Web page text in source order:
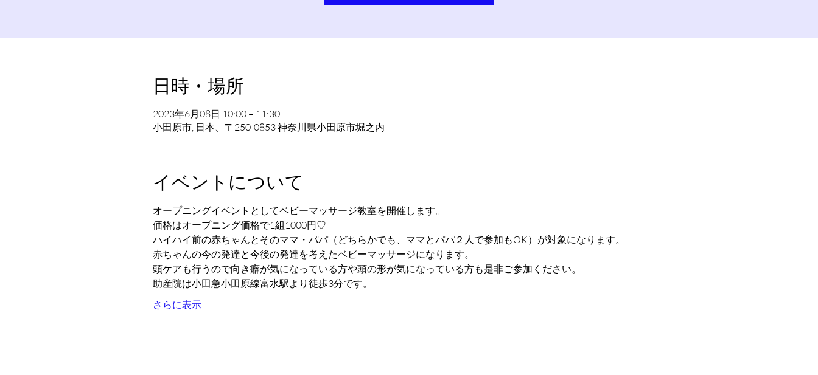
日時・場所
2023年6月08日 10:00 – 11:30
小田原市, 日本、〒250-0853 神奈川県小田原市堀之内
イベントについて
オープニングイベントとしてベビーマッサージ教室を開催します。
価格はオープニング価格で1組1000円♡
ハイハイ前の赤ちゃんとそのママ・パパ（どちらかでも、ママとパパ２人で参加もOK）が対象になります。
赤ちゃんの今の発達と今後の発達を考えたベビーマッサージになります。
頭ケアも行うので向き癖が気になっている方や頭の形が気になっている方も是非ご参加ください。
助産院は小田急小田原線富水駅より徒歩3分です。
さらに表示